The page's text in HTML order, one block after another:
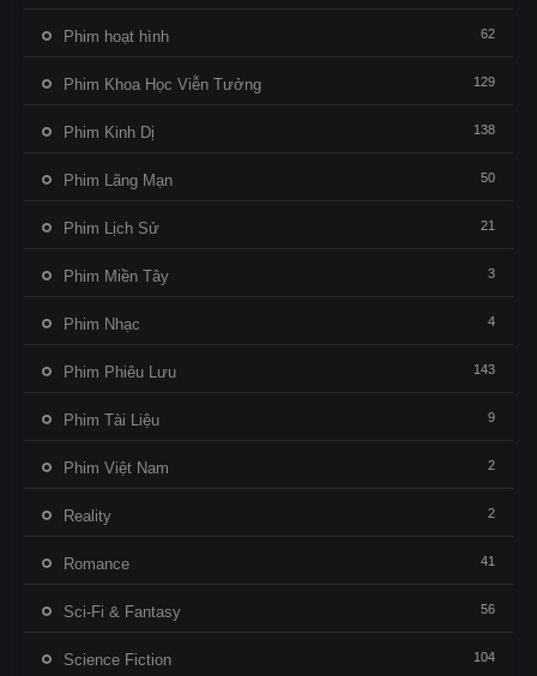
Phim hoạt hình 62
Phim Khoa Học Viễn Tưởng 129
Phim Kinh Dị 138
Phim Lãng Mạn 50
Phim Lịch Sử 21
Phim Miền Tây 3
Phim Nhạc 4
Phim Phiêu Lưu 143
Phim Tài Liệu 9
Phim Việt Nam 2
Reality 2
Romance 41
Sci-Fi & Fantasy 56
Science Fiction 104